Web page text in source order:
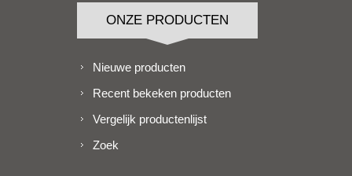
ONZE PRODUCTEN
Nieuwe producten
Recent bekeken producten
Vergelijk productenlijst
Zoek